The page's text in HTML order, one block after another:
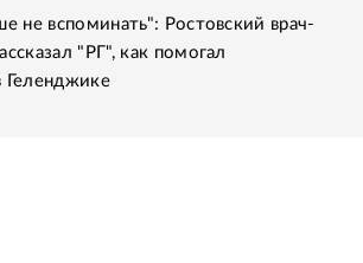
не вспоминать": Ростовский врач-
"РГ", как помогал
Геленджике